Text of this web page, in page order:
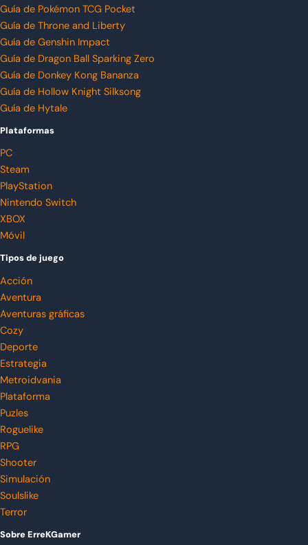
Guía de Pokémon TCG Pocket
Guía de Throne and Liberty
Guía de Genshin Impact
Guía de Dragon Ball Sparking Zero
Guía de Donkey Kong Bananza
Guía de Hollow Knight Silksong
Guía de Hytale
Plataformas
PC
Steam
PlayStation
Nintendo Switch
XBOX
Móvil
Tipos de juego
Acción
Aventura
Aventuras gráficas
Cozy
Deporte
Estrategia
Metroidvania
Plataforma
Puzles
Roguelike
RPG
Shooter
Simulación
Soulslike
Terror
Sobre ErreKGamer